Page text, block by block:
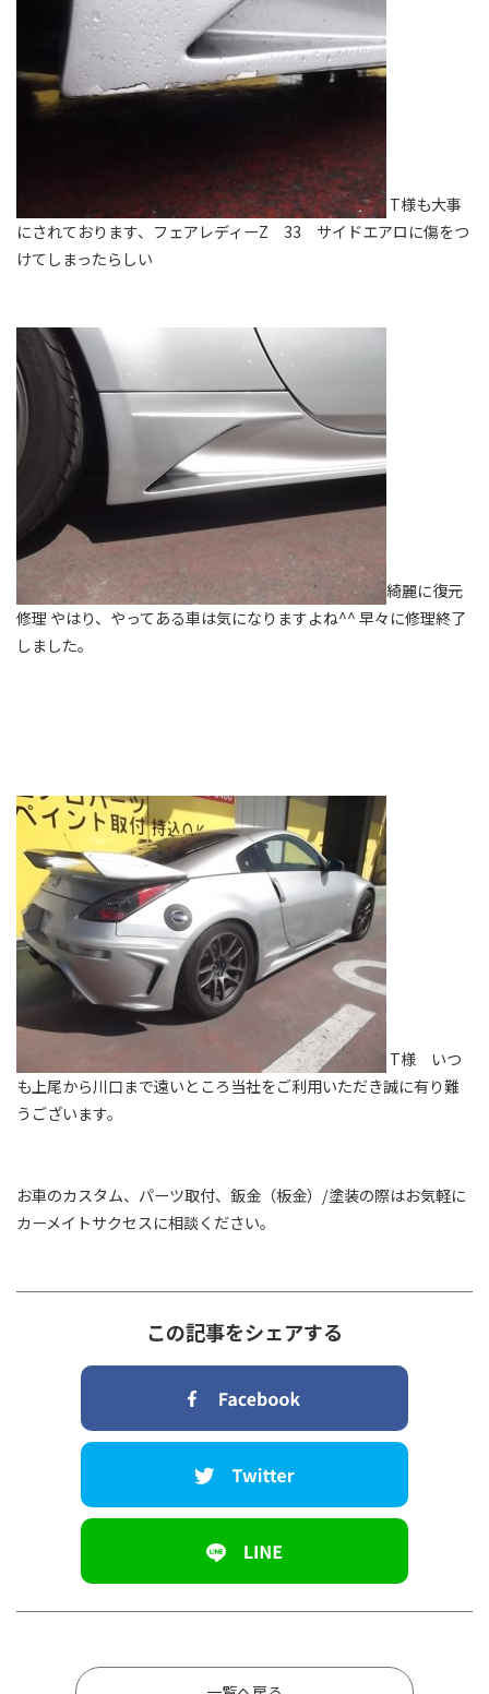
T様も大事
にされております、フェアレディーZ 33 サイドエアロに傷をつ
けてしまったらしい
綺麗に復元
修理 やはり、やってある車は気になりますよね^^ 早々に修理終了
しました。
T様 いつ
も上尾から川口まで遠いところ当社をご利用いただき誠に有り難
うございます。
お車のカスタム、パーツ取付、鈑金（板金）/塗装の際はお気軽に
カーメイトサクセスに相談ください。
この記事をシェアする